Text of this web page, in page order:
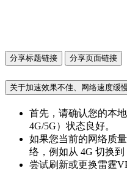
分享标题链接 分享页面链接
关于加速效果不佳、网络速度缓
首先，请确认您的本
4G/5G）状态良好。
如果您当前的网络质
络，例如从 4G 切换到
尝试刷新或更换雷霆